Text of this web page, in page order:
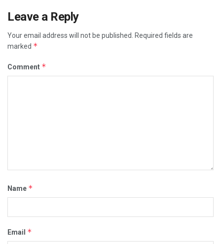
Leave a Reply
Your email address will not be published.
Required fields are
marked *
Comment *
Name *
Email *